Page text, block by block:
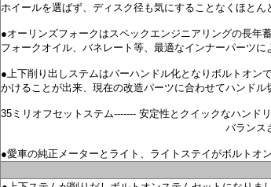
ホイールを選ばず、ディスク径も気にすることなくほと
●オーリンズフォークはスペックエンジニアリングの長年
フォークオイル、バネレート等、最適なインナーパーツ
●上下削り出しステムはバーハンドル化となりボルトオン
かけることが出来、現在の改造パーツに合わせてハンドル
35ミリオフセットステム------- 安定性とクイックなハンド
バランスさせるオールラウ
●愛車の純正メーターとライト、ライトステイがボルトオ